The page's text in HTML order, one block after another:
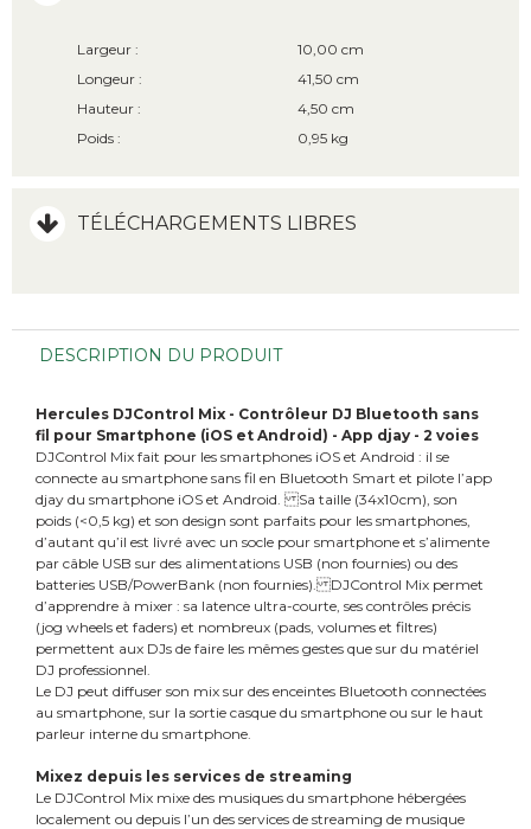
Largeur :
10,00 cm
Longeur :
41,50 cm
Hauteur :
4,50 cm
Poids :
0,95 kg
TÉLÉCHARGEMENTS LIBRES
DESCRIPTION DU PRODUIT
Hercules DJControl Mix - Contrôleur DJ Bluetooth sans
fil pour Smartphone (iOS et Android) - App djay - 2 voies
DJControl Mix fait pour les smartphones iOS et Android : il se
connecte au smartphone sans fil en Bluetooth Smart et pilote l’app
djay du smartphone iOS et Android. Sa taille (34x10cm), son
poids (<0,5 kg) et son design sont parfaits pour les smartphones,
d’autant qu’il est livré avec un socle pour smartphone et s’alimente
par câble USB sur des alimentations USB (non fournies) ou des
batteries USB/PowerBank (non fournies). DJControl Mix permet
d’apprendre à mixer : sa latence ultra-courte, ses contrôles précis
(jog wheels et faders) et nombreux (pads, volumes et filtres)
permettent aux DJs de faire les mêmes gestes que sur du matériel
DJ professionnel.
Le DJ peut diffuser son mix sur des enceintes Bluetooth connectées
au smartphone, sur la sortie casque du smartphone ou sur le haut
parleur interne du smartphone.
Mixez depuis les services de streaming
Le DJControl Mix mixe des musiques du smartphone hébergées
localement ou depuis l’un des services de streaming de musique